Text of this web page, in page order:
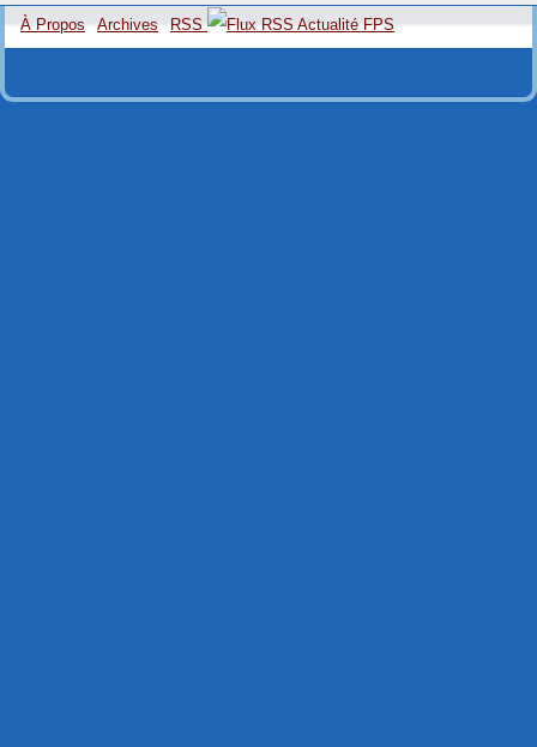
À Propos Archives RSS